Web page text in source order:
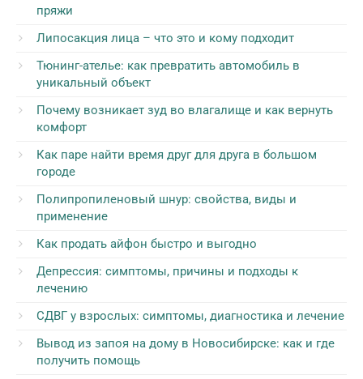
пряжи
Липосакция лица – что это и кому подходит
Тюнинг-ателье: как превратить автомобиль в
уникальный объект
Почему возникает зуд во влагалище и как вернуть
комфорт
Как паре найти время друг для друга в большом
городе
Полипропиленовый шнур: свойства, виды и
применение
Как продать айфон быстро и выгодно
Депрессия: симптомы, причины и подходы к
лечению
СДВГ у взрослых: симптомы, диагностика и лечение
Вывод из запоя на дому в Новосибирске: как и где
получить помощь